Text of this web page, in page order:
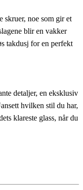
skruer, noe som gir et
blir en vakker
takdusj for en perfekt
detaljer, en eksklusiv
hvilken stil du har,
klareste glass, når du